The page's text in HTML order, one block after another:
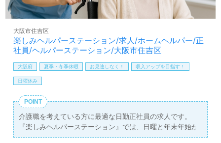
楽しみヘルパーステーション/求人/ホームヘルパー/正
社員/ヘルパーステーション/大阪市住吉区
大阪市住吉区
大阪府 夏季・冬季休暇 お見逃しなく！ 収入アップを目指す！
日曜休み
POINT
介護職を考えている方に最適な日勤正社員の求人です。
『楽しみヘルパーステーション』では、日曜と年末年始が
休みのため、プライベートとの両立がしやすい環境を提供